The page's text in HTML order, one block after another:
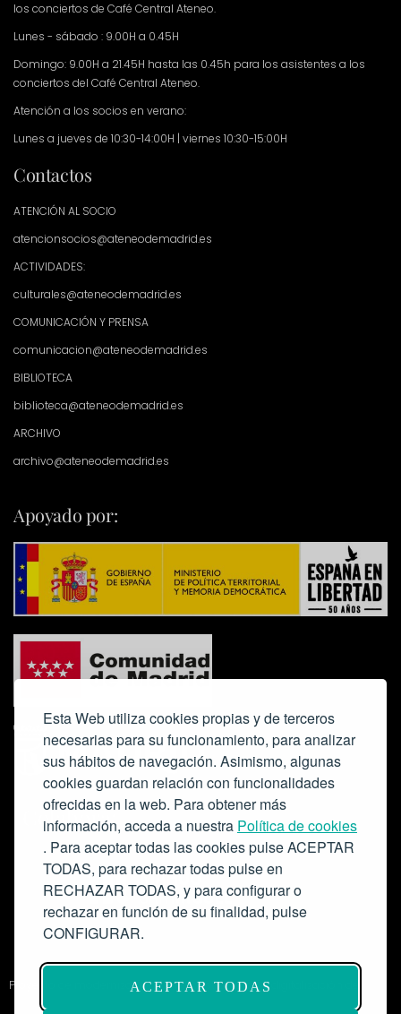
Esta Web utiliza cookies propias y de terceros
necesarias para su funcionamiento, para analizar
sus hábitos de navegación. Asimismo, algunas
cookies guardan relación con funcionalidades
ofrecidas en la web. Para obtener más
información, acceda a nuestra Política de cookies
. Para aceptar todas las cookies pulse ACEPTAR
TODAS, para rechazar todas pulse en
RECHAZAR TODAS, y para configurar o
rechazar en función de su finalidad, pulse
CONFIGURAR.
ACEPTAR TODAS
los conciertos de Café Central Ateneo.
Lunes - sábado : 9.00H a 0.45H
Domingo: 9.00H a 21.45H hasta las 0.45h para los asistentes a los
conciertos del Café Central Ateneo.
Atención a los socios en verano:
Lunes a jueves de 10:30-14:00H | viernes 10:30-15:00H
Contactos
ATENCIÓN AL SOCIO
atencionsocios@ateneodemadrid.es
ACTIVIDADES:
culturales@ateneodemadrid.es
COMUNICACIÓN Y PRENSA
comunicacion@ateneodemadrid.es
BIBLIOTECA
biblioteca@ateneodemadrid.es
ARCHIVO
archivo@ateneodemadrid.es
Apoyado por:
Colabora:
Proyecto de modernización de infraestructuras y digitalización del
Salón de Actos del Ateneo de Madrid como espacio escénico-musical.